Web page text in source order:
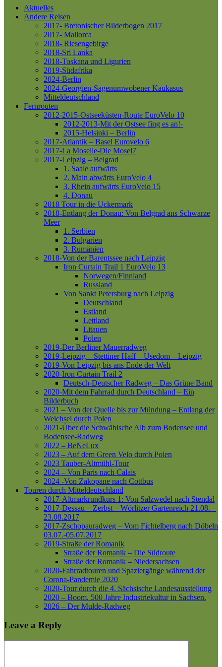
Aktuelles
Andere Reisen
2017- Bretonischer Bilderbogen 2017
2017- Mallorca
2018- Riesengebirge
2018-Sri Lanka
2018-Toskana und Ligurien
2019-Südafrika
2024-Berlin
2024-Georgien-Sagenumwobener Kaukasus
Mitteldeutschland
Fernrouten
2012-2015-Ostseeküsten-Route EuroVelo 10
2012-2013-Mit der Ostsee fing es an!-
2015-Helsinki – Berlin
2017-Atlantik – Basel Eurovelo 6
2017-La Moselle-Die Mosel7
2017-Leipzig – Belgrad
1. Saale aufwärts
2. Main abwärts EuroVelo 4
3. Rhein aufwärts EuroVelo 15
4. Donau
2018 Tour in die Uckermark
2018-Entlang der Donau: Von Belgrad ans Schwarze
Meer
1. Serbien
2. Bulgarien
3. Rumänien
2018-Von der Barentssee nach Leipzig
Iron Curtain Trail 1 EuroVelo 13
Norwegen/Finnland
Russland
Von Sankt Petersburg nach Leipzig
Deutschland
Estland
Lettland
Litauen
Polen
2019-Der Berliner Mauerradweg
2019-Leipzig – Stettiner Haff – Usedom – Leipzig
2019-Von Leipzig bis ans Ende der Welt
2020-Iron Curtain Trail 2
Deutsch-Deutscher Radweg – Das Grüne Band
2020-Mit dem Fahrrad durch Deutschland – Ein
Bilderbuch
2021 – Von der Quelle bis zur Mündung – Entlang der
Weichsel durch Polen
2021-Über die Schwäbische Alb zum Bodensee und
Bodensee-Radweg
2022 – BeNeLux
2023 – Auf dem Green Velo durch Polen
2023 Tauber-Altmühl-Tour
2024 – Von Paris nach Calais
2024 -Von Zakopane nach Cottbus
Touren durch Mitteldeutschland
2017-Altmarkrundkurs 1: Von Salzwedel nach Stendal
2017-Dessau – Zerbst – Wörlitzer Gartenreich 21.08. –
23.08.2017
2017-Zschopauradweg – Vom Fichtelberg nach Döbeln
03.07.-05.07.2017
2019-Straße der Romanik
Straße der Romanik – Die Südroute
Straße der Romanik – Niedersachsen
2020-Fahrradtouren und Spaziergänge während der
Corona-Pandemie 2020
2020-Tour durch die 4. Sächsische Landesausstellung
2020 – Boom. 500 Jahre Industriekultur in Sachsen.
2026 – Der Mulde-Radweg
Leave a Reply